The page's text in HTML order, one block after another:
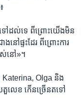
ៅ​ដល់​ទេ​ ពីព្រោះ​យើងមិន​
ៅ​ផ្ទះ​ដែ​រ ពីព្រោះ​ការ​
នៅ»។
Katerina, Olga ​និង​
លេខ ​កើន​ច្រើនត​ទៅ​